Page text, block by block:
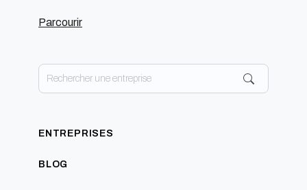
Parcourir
ENTREPRISES
BLOG